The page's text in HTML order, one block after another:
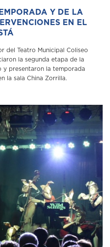
Y DE LA
EN EL
del Teatro Municipal Coliseo
la segunda etapa de la
y presentaron la temporada
la sala China Zorrilla.